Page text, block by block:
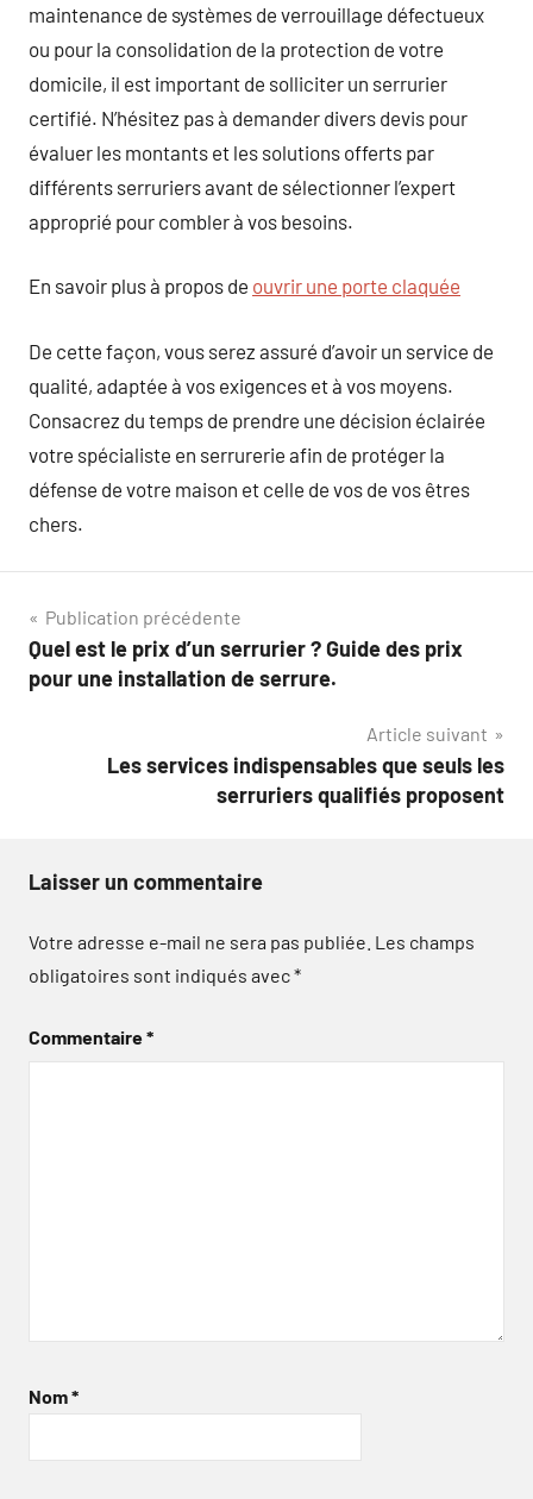
maintenance de systèmes de verrouillage défectueux
ou pour la consolidation de la protection de votre
domicile, il est important de solliciter un serrurier
certifié. N’hésitez pas à demander divers devis pour
évaluer les montants et les solutions offerts par
différents serruriers avant de sélectionner l’expert
approprié pour combler à vos besoins.
En savoir plus à propos de ouvrir une porte claquée
De cette façon, vous serez assuré d’avoir un service de
qualité, adaptée à vos exigences et à vos moyens.
Consacrez du temps de prendre une décision éclairée
votre spécialiste en serrurerie afin de protéger la
défense de votre maison et celle de vos de vos êtres
chers.
Navigation
de
Publication précédente
Quel est le prix d’un serrurier ? Guide des prix
pour une installation de serrure.
Article suivant
Les services indispensables que seuls les
serruriers qualifiés proposent
Laisser un commentaire
Votre adresse e-mail ne sera pas publiée. Les champs
obligatoires sont indiqués avec*
Commentaire*
Nom*